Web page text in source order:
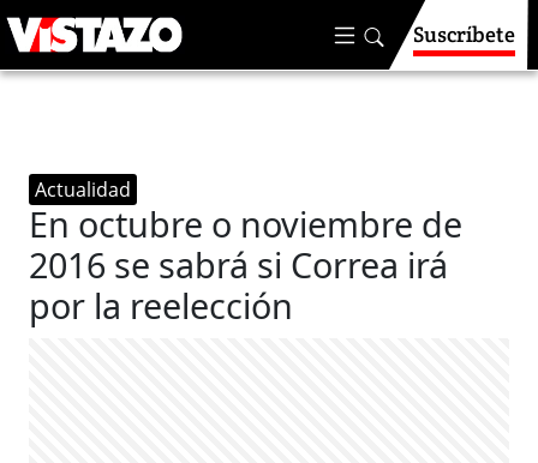
Suscríbete
Actualidad
En octubre o noviembre de
2016 se sabrá si Correa irá
por la reelección